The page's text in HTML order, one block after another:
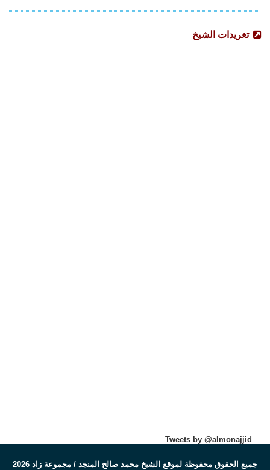
تغريدات الشيخ
Tweets by @almonajjid
جميع الحقوق محفوظة لموقع الشيخ محمد صالح المنجد / مجموعة زاد 2026